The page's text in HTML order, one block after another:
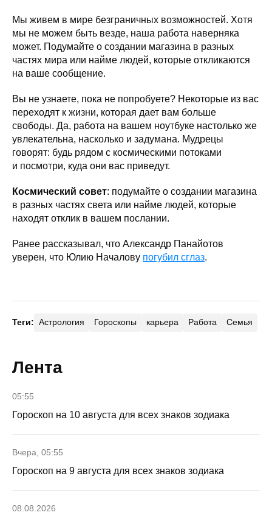
Мы живем в мире безграничных возможностей. Хотя
мы не можем быть везде, наша работа наверняка
может. Подумайте о создании магазина в разных
частях мира или найме людей, которые откликаются
на ваше сообщение.
Вы не узнаете, пока не попробуете? Некоторые из вас
переходят к жизни, которая дает вам больше
свободы. Да, работа на вашем ноутбуке настолько же
увлекательна, насколько и задумана. Мудрецы
говорят: будь рядом с космическими потоками
и посмотри, куда они вас приведут.
Космический совет: подумайте о создании магазина
в разных частях света или найме людей, которые
находят отклик в вашем послании.
Ранее рассказывал, что Александр Панайотов
уверен, что Юлию Началову погубил сглаз.
Теги: Астрология Гороскопы карьера Работа Семья
Лента
05:55
Гороскоп на 10 августа для всех знаков зодиака
Вчера, 05:55
Гороскоп на 9 августа для всех знаков зодиака
08.08.2026